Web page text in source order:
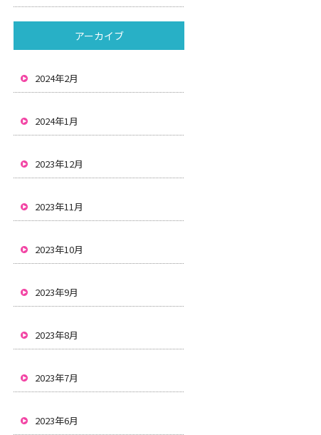
アーカイブ
2024年2月
2024年1月
2023年12月
2023年11月
2023年10月
2023年9月
2023年8月
2023年7月
2023年6月